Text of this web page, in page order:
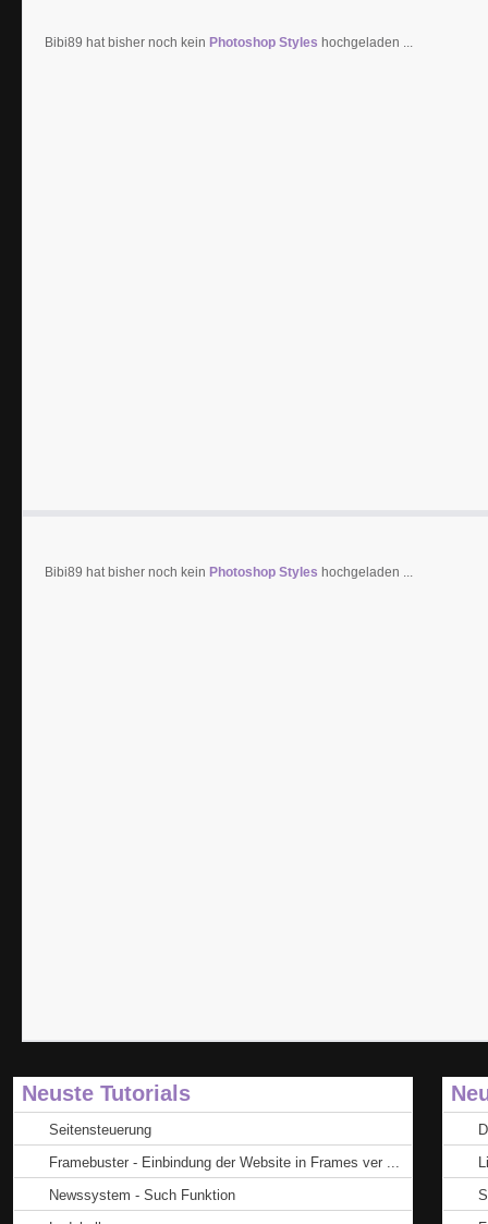
Bibi89 hat bisher noch kein Photoshop Styles hochgeladen ...
Bibi89 hat bisher noch kein Photoshop Styles hochgeladen ...
Neuste Tutorials
Seitensteuerung
Framebuster - Einbindung der Website in Frames ver ...
Newssystem - Such Funktion